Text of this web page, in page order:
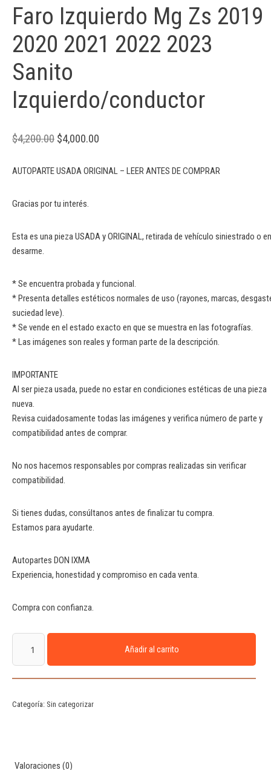
Faro Izquierdo Mg Zs 2019
2020 2021 2022 2023
Sanito
Izquierdo/conductor
$4,200.00 $4,000.00
AUTOPARTE USADA ORIGINAL – LEER ANTES DE COMPRAR
Gracias por tu interés.
Esta es una pieza USADA y ORIGINAL, retirada de vehículo siniestrado o en
desarme.
* Se encuentra probada y funcional.
* Presenta detalles estéticos normales de uso (rayones, marcas,
suciedad leve).
* Se vende en el estado exacto en que se muestra en las fotografías.
* Las imágenes son reales y forman parte de la descripción.
IMPORTANTE
Al ser pieza usada, puede no estar en condiciones estéticas de una pieza
nueva.
Revisa cuidadosamente todas las imágenes y verifica número de parte y
compatibilidad antes de comprar.
No nos hacemos responsables por compras realizadas sin verificar
compatibilidad.
Si tienes dudas, consúltanos antes de finalizar tu compra.
Estamos para ayudarte.
Autopartes DON IXMA
Experiencia, honestidad y compromiso en cada venta.
Compra con confianza.
Añadir al carrito
Categoría: Sin categorizar
Valoraciones (0)